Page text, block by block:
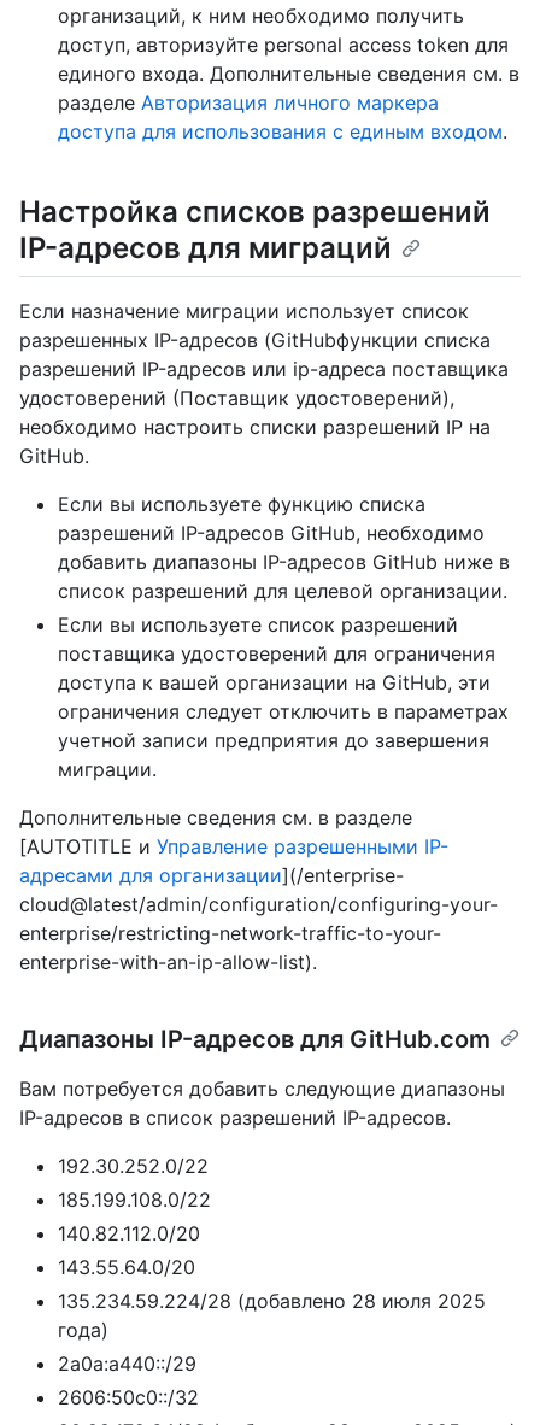
организаций, к ним необходимо получить
доступ, авторизуйте personal access token для
единого входа. Дополнительные сведения см. в
разделе Авторизация личного маркера
доступа для использования с единым входом.
Настройка списков разрешений
IP-адресов для миграций
Если назначение миграции использует список
разрешенных IP-адресов (GitHubфункции списка
разрешений IP-адресов или ip-адреса поставщика
удостоверений (Поставщик удостоверений),
необходимо настроить списки разрешений IP на
GitHub.
Если вы используете функцию списка
разрешений IP-адресов GitHub, необходимо
добавить диапазоны IP-адресов GitHub ниже в
список разрешений для целевой организации.
Если вы используете список разрешений
поставщика удостоверений для ограничения
доступа к вашей организации на GitHub, эти
ограничения следует отключить в параметрах
учетной записи предприятия до завершения
миграции.
Дополнительные сведения см. в разделе
[AUTOTITLE и Управление разрешенными IP-
адресами для организации](/enterprise-
cloud@latest/admin/configuration/configuring-your-
enterprise/restricting-network-traffic-to-your-
enterprise-with-an-ip-allow-list).
Диапазоны IP-адресов для GitHub.com
Вам потребуется добавить следующие диапазоны
IP-адресов в список разрешений IP-адресов.
192.30.252.0/22
185.199.108.0/22
140.82.112.0/20
143.55.64.0/20
135.234.59.224/28 (добавлено 28 июля 2025
года)
2a0a:a440::/29
2606:50c0::/32